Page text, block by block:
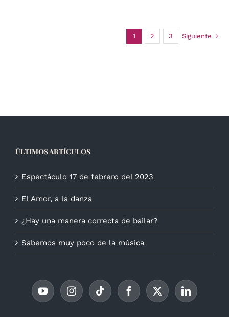
1 2 3 Siguiente
ÚLTIMOS ARTÍCULOS
Espectáculo 17 de febrero del 2023
El Amor, a la danza
¿Hay una manera correcta de bailar?
Sabemos muy poco de la música